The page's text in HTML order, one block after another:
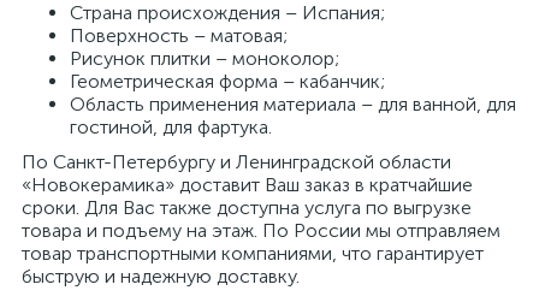
Страна происхождения – Испания;
Поверхность – матовая;
Рисунок плитки – моноколор;
Геометрическая форма – кабанчик;
Область применения материала – для ванной, для
гостиной, для фартука.
По Санкт-Петербургу и Ленинградской области
«Новокерамика» доставит Ваш заказ в кратчайшие
сроки. Для Вас также доступна услуга по выгрузке
товара и подъему на этаж. По России мы отправляем
товар транспортными компаниями, что гарантирует
быструю и надежную доставку.